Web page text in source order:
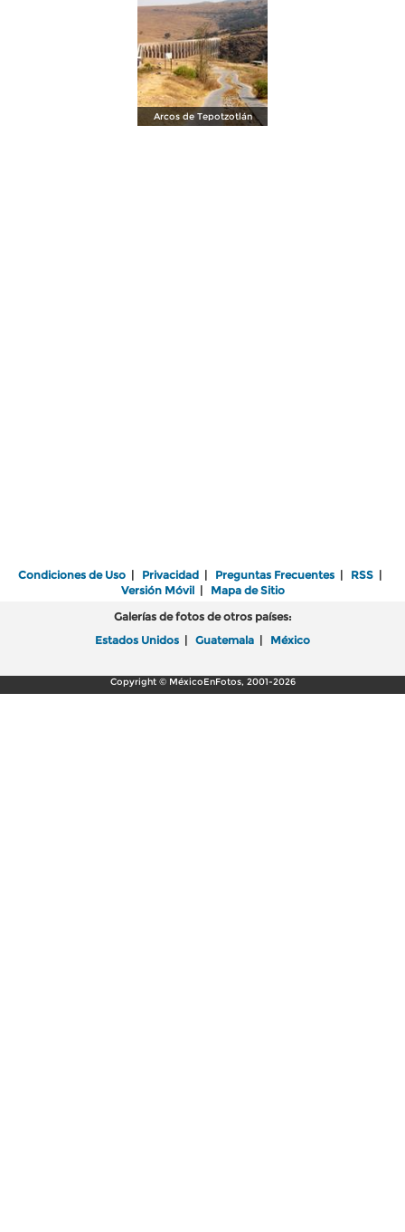
Arcos de Tepotzotlán
Condiciones de Uso | Privacidad | Preguntas Frecuentes | RSS |
Versión Móvil| Mapa de Sitio
Galerías de fotos de otros países:
Estados Unidos | Guatemala | México
Copyright © MéxicoEnFotos, 2001-2026